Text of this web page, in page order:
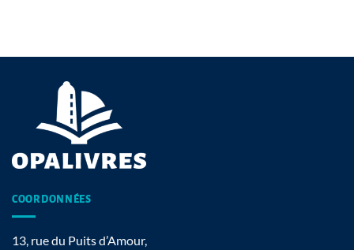
COORDONNÉES
13, rue du Puits d’Amour,